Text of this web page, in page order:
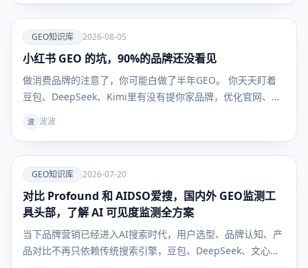
爱
GEO知识
GEO知识库 2026-08-05
小红书 GEO 的坑，90%的品牌还没看见
做消费品牌的注意了，你可能白做了半年GEO。 你天天盯着
豆包、DeepSeek、Kimi里有没有提你家品牌，优化官网、发
候，根本不看这些。 他们问AI："敏感肌用什么面霜不踩
波 波波
爱
GEO知识
库
GEO知识库 2026-07-20
对比 Profound 和 AIDSO爱搜，国内外 GEO监测工
具头部，了解 AI 可见度监测全方案
当下品牌营销已经进入AI搜索时代，用户选型、品牌认知、产
品对比不再只依赖传统搜索引擎，豆包、DeepSeek、文心一